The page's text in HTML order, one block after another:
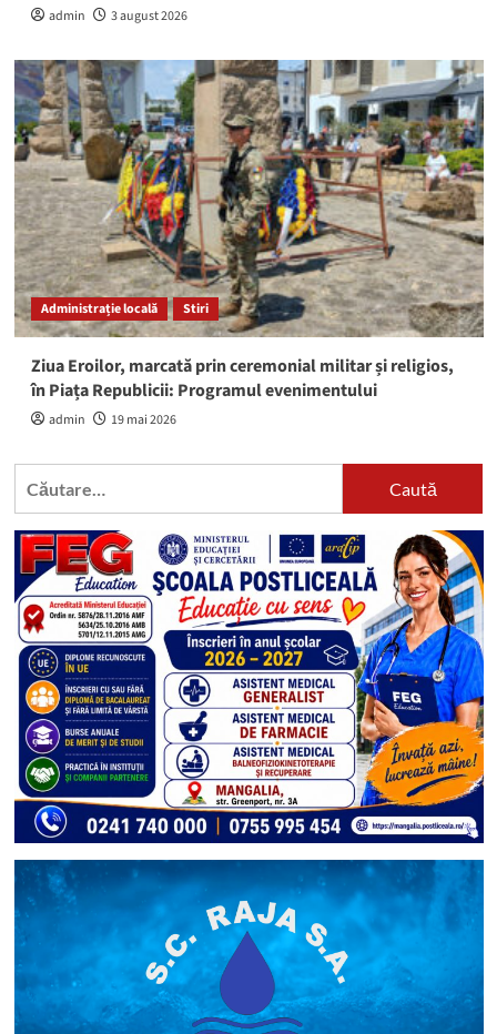
admin 3 august 2026
Administrație locală Stiri
Ziua Eroilor, marcată prin ceremonial militar și religios,
în Piața Republicii: Programul evenimentului
admin 19 mai 2026
Caută